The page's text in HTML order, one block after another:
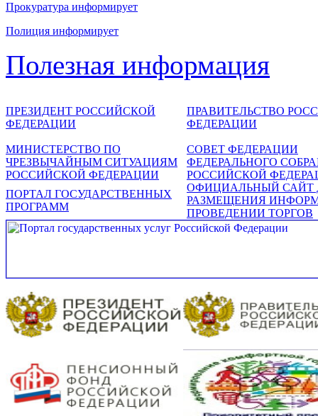
Прокуратура информирует
Полиция информирует
Полезная информация
ПРЕЗИДЕНТ РОССИЙСКОЙ
ФЕДЕРАЦИИ
ПРАВИТЕЛЬСТВО
ФЕДЕРАЦИИ
МИНИСТЕРСТВО ПО
ЧРЕЗВЫЧАЙНЫМ СИТУАЦИЯМ
РОССИЙСКОЙ ФЕДЕРАЦИИ
СОВЕТ ФЕДЕРАЦИИ
ФЕДЕРАЛЬНОГО
РОССИЙСКОЙ
ПОРТАЛ ГОСУДАРСТВЕННЫХ
ПРОГРАММ
ОФИЦИАЛЬНЫЙ САЙТ
РАЗМЕЩЕНИЯ
ПРОВЕДЕНИИ ТОРГОВ